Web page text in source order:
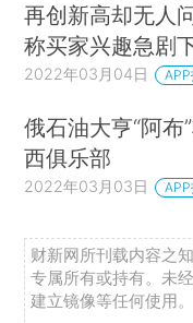
再创新高却无人
称买家兴趣急剧
2022年03月04日
俄石油大亨“阿布
西俱乐部
2022年03月03日
财新网所刊载内容之
专属所有或持有。未
建立镜像等任何使用。